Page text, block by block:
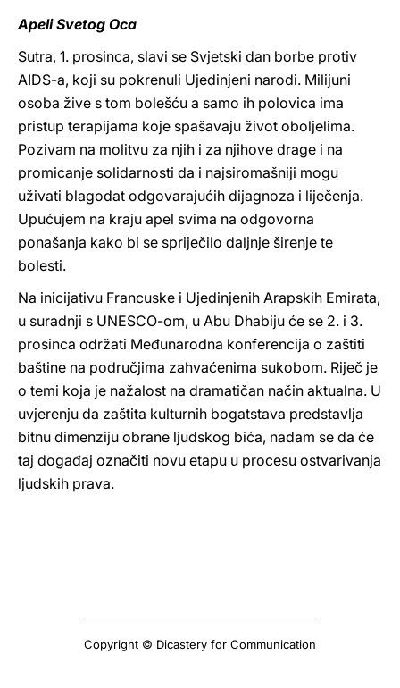
Apeli Svetog Oca
Sutra, 1. prosinca, slavi se Svjetski dan borbe protiv
AIDS-a, koji su pokrenuli Ujedinjeni narodi. Milijuni
osoba žive s tom bolešću a samo ih polovica ima
pristup terapijama koje spašavaju život oboljelima.
Pozivam na molitvu za njih i za njihove drage i na
promicanje solidarnosti da i najsiromašniji mogu
uživati blagodat odgovarajućih dijagnoza i liječenja.
Upućujem na kraju apel svima na odgovorna
ponašanja kako bi se spriječilo daljnje širenje te
bolesti.
Na inicijativu Francuske i Ujedinjenih Arapskih Emirata,
u suradnji s UNESCO-om, u Abu Dhabiju će se 2. i 3.
prosinca održati Međunarodna konferencija o zaštiti
baštine na područjima zahvaćenima sukobom. Riječ je
o temi koja je nažalost na dramatičan način aktualna. U
uvjerenju da zaštita kulturnih bogatstava predstavlja
bitnu dimenziju obrane ljudskog bića, nadam se da će
taj događaj označiti novu etapu u procesu ostvarivanja
ljudskih prava.
Copyright © Dicastery for Communication